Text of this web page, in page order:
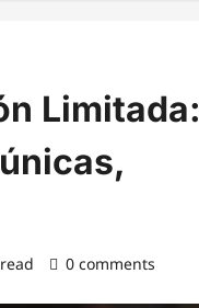
Limitada:
0 comments